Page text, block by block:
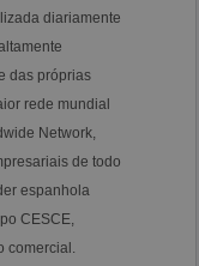
diariamente
das próprias
rede mundial
Network,
de todo
espanhola
CESCE,
comercial.